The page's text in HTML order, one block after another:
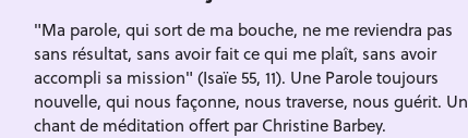
E
S
"Ma parole, qui sort de ma bouche, ne me reviendra pas
sans résultat, sans avoir fait ce qui me plaît, sans avoir
accompli sa mission" (Isaïe 55, 11). Une Parole toujours
nouvelle, qui nous façonne, nous traverse, nous guérit. Un
chant de méditation offert par Christine Barbey.
f
o
r
: